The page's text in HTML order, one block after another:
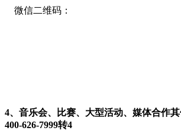
微信二维码：
4、音乐会、比赛、大型活动、媒体合作
400-626-7999转4